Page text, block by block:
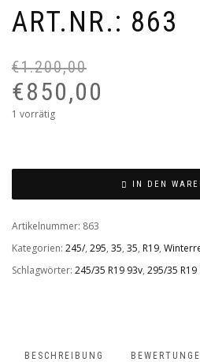
ART.NR.: 863
€1.200,00
€850,00
1 vorrätig
IN DEN
Artikelnummer: 863
Kategorien: 245/, 295, 35, 35, R19,
Schlagwörter: 245/35 R19 93v, 295/35 R19
BESCHREIBUNG